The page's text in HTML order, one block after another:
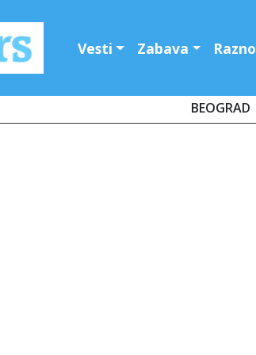
Vesti Zabava Razno
BEOGRAD